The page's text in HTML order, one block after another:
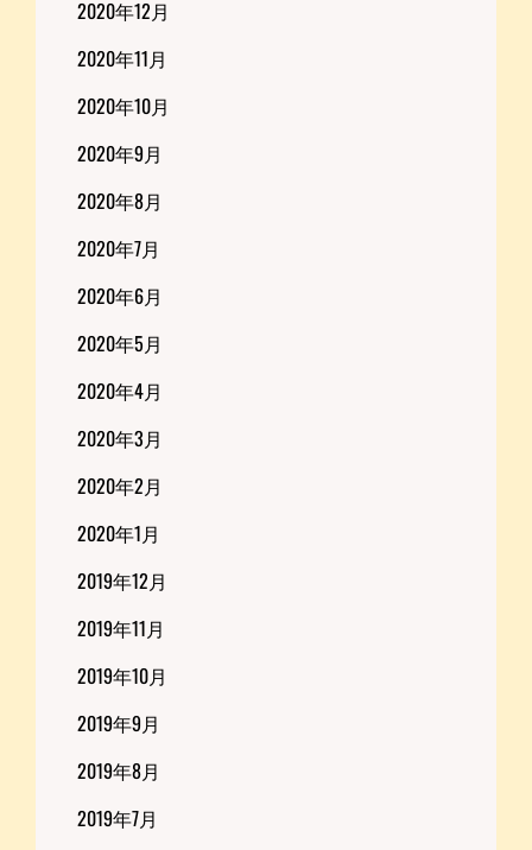
2020年12月
2020年11月
2020年10月
2020年9月
2020年8月
2020年7月
2020年6月
2020年5月
2020年4月
2020年3月
2020年2月
2020年1月
2019年12月
2019年11月
2019年10月
2019年9月
2019年8月
2019年7月